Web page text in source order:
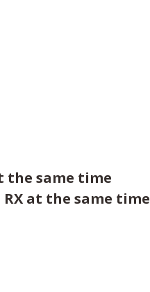
the same time
at the same time